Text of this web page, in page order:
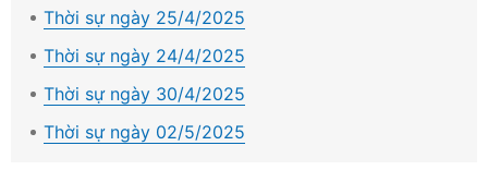
Thời sự ngày 25/4/2025
Thời sự ngày 24/4/2025
Thời sự ngày 30/4/2025
Thời sự ngày 02/5/2025